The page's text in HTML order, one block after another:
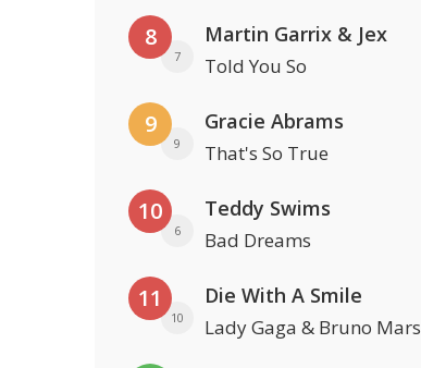
8
7
Martin Garrix & Jex
Told You So
9
9
Gracie Abrams
That's So True
10
6
Teddy Swims
Bad Dreams
11
10
Die With A Smile
Lady Gaga & Bruno Mars